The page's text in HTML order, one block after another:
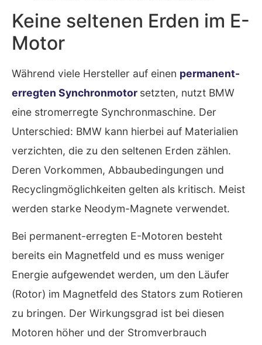
Keine seltenen Erden im E-
Motor
Während viele Hersteller auf einen permanent-
erregten Synchronmotor setzten, nutzt BMW
eine stromerregte Synchronmaschine. Der
Unterschied: BMW kann hierbei auf Materialien
verzichten, die zu den seltenen Erden zählen.
Deren Vorkommen, Abbaubedingungen und
Recyclingmöglichkeiten gelten als kritisch. Meist
werden starke Neodym-Magnete verwendet.
Bei permanent-erregten E-Motoren besteht
bereits ein Magnetfeld und es muss weniger
Energie aufgewendet werden, um den Läufer
(Rotor) im Magnetfeld des Stators zum Rotieren
zu bringen. Der Wirkungsgrad ist bei diesen
Motoren höher und der Stromverbrauch